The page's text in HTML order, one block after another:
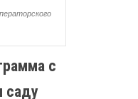
с
саду